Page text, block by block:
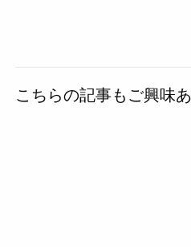
こちらの記事もご興味